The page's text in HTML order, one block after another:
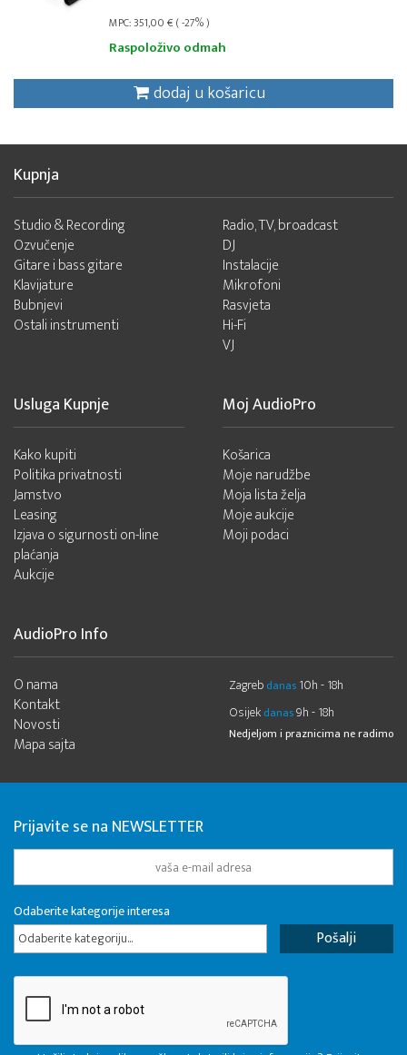
MPC: 351,00 € ( -27% )
Raspoloživo odmah
dodaj u košaricu
Kupnja
Studio & Recording
Ozvučenje
Gitare i bass gitare
Klavijature
Bubnjevi
Ostali instrumenti
Radio, TV, broadcast
DJ
Instalacije
Mikrofoni
Rasvjeta
Hi-Fi
VJ
Usluga Kupnje
Kako kupiti
Politika privatnosti
Jamstvo
Leasing
Izjava o sigurnosti on-line
plaćanja
Aukcije
Moj AudioPro
Košarica
Moje narudžbe
Moja lista želja
Moje aukcije
Moji podaci
AudioPro Info
O nama
Kontakt
Novosti
Mapa sajta
Zagreb danas 10h - 18h
Osijek danas9h - 18h
Nedjeljom i praznicima ne radimo
Prijavite se na NEWSLETTER
Odaberite kategorije interesa
Odaberite kategoriju...